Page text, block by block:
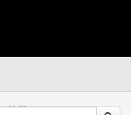
09:55